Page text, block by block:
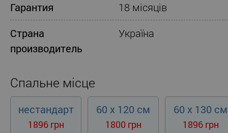
Гарантия
18 місяців
Страна
производитель
Україна
Спальне місце
нестандарт
1896 грн
60 x 120 см
1800 грн
60 x 130 см
1896 грн